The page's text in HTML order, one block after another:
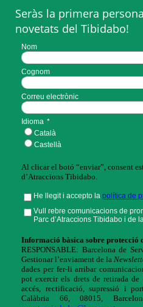
Seràs la primera
novetats del Tibidabo!